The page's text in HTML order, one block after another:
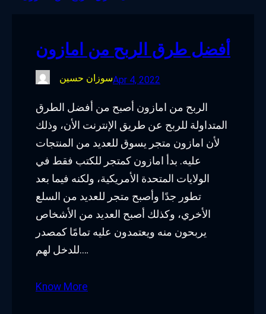
k
n
a
أفضل طرق الربح من امازون
سوزان حسينApr 4, 2022
الربح من امازون أصبح من أفضل الطرق
المتداولة للربح عن طريق الإنترنت الأن، وذلك
لأن امازون متجر يسوق للعديد من المنتجات
عليه. بدأ امازون كمتجر للكتب فقط في
الولايات المتحدة الأمريكية، ولكنه فيما بعد
تطور جدًا وأصبح متجر للعديد من السلع
الأخري، وكذلك أصبح العديد من الأشخاص
يربحون منه ويعتمدون عليه تمامًا كمصدر
للدخل لهم.…
Know More